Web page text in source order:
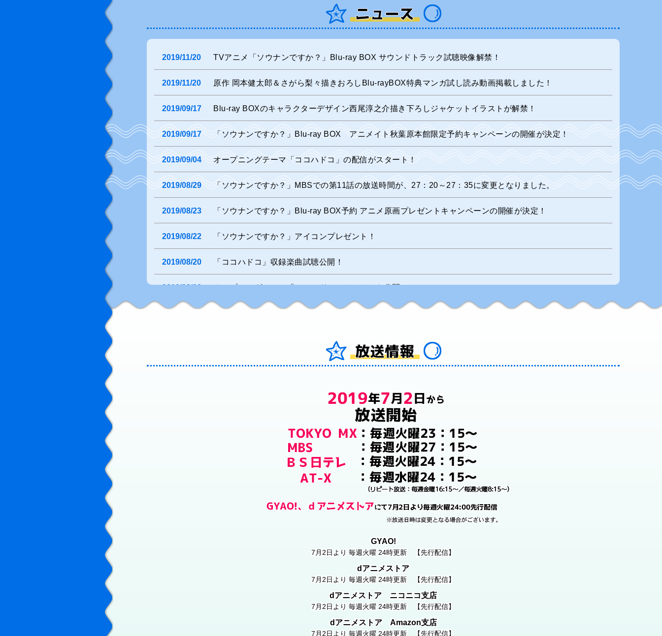
2019/11/20 TVアニメ「ソウナンですか？」Blu-ray BOX サウンドトラック試聴映像解禁！
2019/11/20 原作 岡本健太郎＆さがら梨々描きおろしBlu-rayBOX特典マンガ試し読み動画掲載しました！
2019/09/17 Blu-ray BOXのキャラクターデザイン西尾淳之介描き下ろしジャケットイラストが解禁！
2019/09/17 「ソウナンですか？」Blu-ray BOX アニメイト秋葉原本館限定予約キャンペーンの開催が決定！
2019/09/04 オープニングテーマ「ココハドコ」の配信がスタート！
2019/08/29 「ソウナンですか？」MBSでの第11話の放送時間が、27：20～27：35に変更となりました。
2019/08/23 「ソウナンですか？」Blu-ray BOX予約 アニメ原画プレゼントキャンペーンの開催が決定！
2019/08/22 「ソウナンですか？」アイコンプレゼント！
2019/08/20 「ココハドコ」収録楽曲試聴公開！
池袋マルイにて「ソウナンですか？」期間限定ショップがオープン！
2019/07/17 あほむし日記 オープニングテーマ「ココハドコ」キャストインタビュー掲載！
先行上映会オフィシャルレポート掲載!
アニメ「ソウナンですか？」OPテーマのリリース記念イベント開催が決定！
あの!!「ほまれの水」配布会決定!!
アニメ「ソウナンですか？」コメント&集合写真が届きました！
アニメ「ソウナンですか？」公式踊ってみたをRAB（リアルアキバボーイズ）が担当！
アニメ「ソウナンですか？」OP＆EDテーマ同時予約購入キャンペーン決定！
アニメ「ソウナンですか？」OPテーマの店舗購入特典が決定！
ｄアニメストアにて「ソウナンですか？」先行上映会ご招待キャンペーン実施決定！
「ソウナンですか？」第１話WEB先行上映会実施決定！
アニメ「ソウナンですか？」先行上映会の開催が決定致しました！
GYAO!
7月2日より 毎週火曜 24時更新 【先行配信】
dアニメストア
7月2日より 毎週火曜 24時更新 【先行配信】
dアニメストア ニコニコ支店
7月2日より 毎週火曜 24時更新 【先行配信】
dアニメストア Amazon支店
7月2日より 毎週火曜 24時更新 【先行配信】